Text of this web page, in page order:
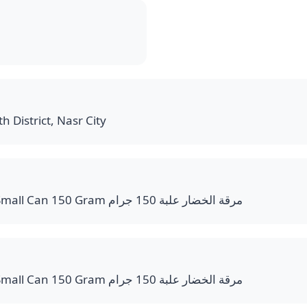
District, Nasr City
Vegetables Bouillon Small Can 150 Gram مرقة الخضار علبة 150 جرام
Vegetables Bouillon Small Can 150 Gram مرقة الخضار علبة 150 جرام